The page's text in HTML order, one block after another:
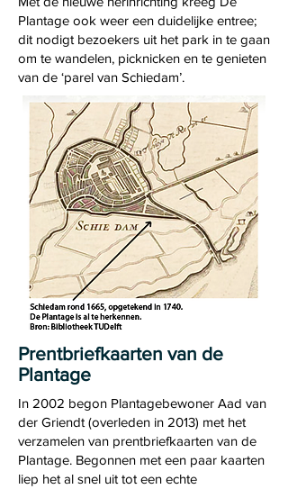
Plantage ook weer een duidelijke entree;
dit nodigt bezoekers uit het park in te gaan
om te wandelen, picknicken en te genieten
van de ‘parel van Schiedam’.
Prentbriefkaarten van de
Plantage
In 2002 begon Plantagebewoner Aad van
der Griendt (overleden in 2013) met het
verzamelen van prentbriefkaarten van de
Plantage. Begonnen met een paar kaarten
liep het al snel uit tot een echte